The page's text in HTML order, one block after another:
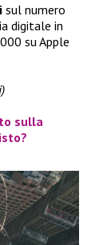
sul numero
digitale in
su Apple
sulla